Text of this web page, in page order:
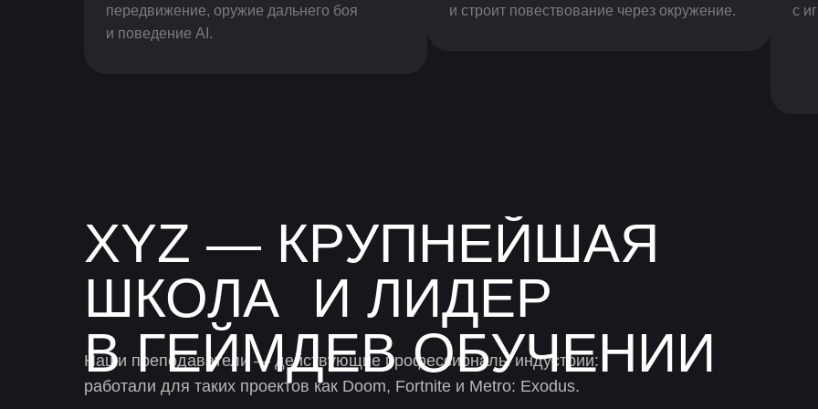
передвижение, оружие дальнего боя
и поведение AI.
и строит повествование через окружение.
с
XYZ — КРУПНЕЙШАЯ
ШКОЛА И ЛИДЕР
В ГЕЙМДЕВ ОБУЧЕНИИ
Наши преподаватели — действующие профессионалы индустрии:
работали для таких проектов как Doom, Fortnite и Metro: Exodus.